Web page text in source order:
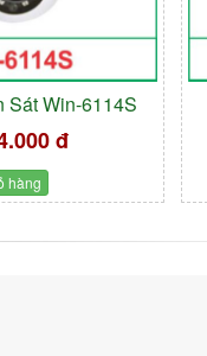
Sát Win-6114S
đ
hàng